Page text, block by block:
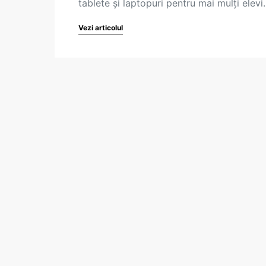
tablete și laptopuri pentru mai mulți
Vezi articolul